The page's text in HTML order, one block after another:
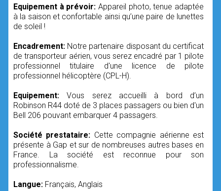
Equipement à prévoir: Appareil photo, tenue adaptée
à la saison et confortable ainsi qu’une paire de lunettes
de soleil !
Encadrement: Notre partenaire disposant du certificat
de transporteur aérien, vous serez encadré par 1 pilote
professionnel titulaire d'une licence de pilote
professionnel hélicoptère (CPL-H).
Equipement:Vous serez accueilli à bord d’un
Robinson R44 doté de 3 places passagers ou bien d'un
Bell 206 pouvant embarquer 4 passagers.
Société prestataire: Cette compagnie aérienne est
présente à Gap et sur de nombreuses autres bases en
France. La société est reconnue pour son
professionnalisme.
Langue: Français, Anglais